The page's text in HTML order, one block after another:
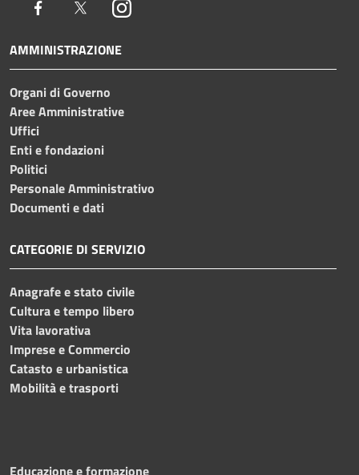
Facebook TwitterInstagram
AMMINISTRAZIONE
Organi di Governo
Aree Amministrative
Uffici
Enti e fondazioni
Politici
Personale Amministrativo
Documenti e dati
CATEGORIE DI SERVIZIO
Anagrafe e stato civile
Cultura e tempo libero
Vita lavorativa
Imprese e Commercio
Catasto e urbanistica
Mobilità e trasporti
Educazione e formazione